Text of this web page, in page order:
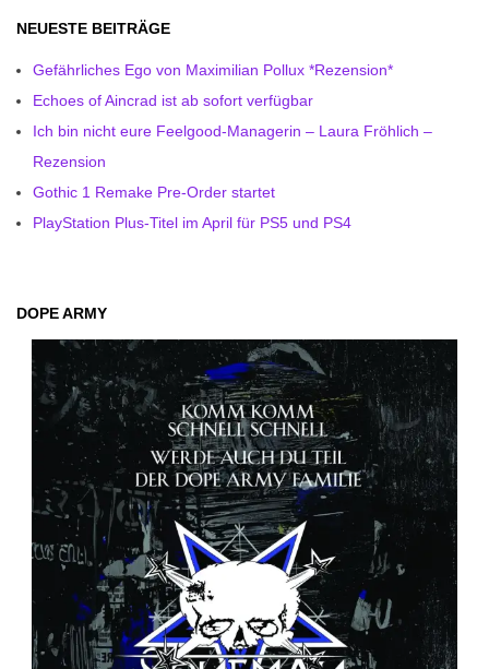
NEUESTE BEITRÄGE
Gefährliches Ego von Maximilian Pollux *Rezension*
Echoes of Aincrad ist ab sofort verfügbar
Ich bin nicht eure Feelgood-Managerin – Laura Fröhlich –
Rezension
Gothic 1 Remake Pre-Order startet
PlayStation Plus-Titel im April für PS5 und PS4
DOPE ARMY